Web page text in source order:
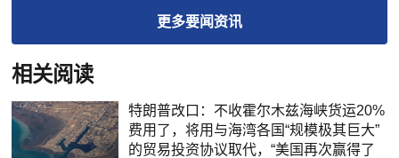
更多要闻资讯
相关阅读
特朗普改口：不收霍尔木兹海峡货运20%
费用了，将用与海湾各国“规模极其巨大”
的贸易投资协议取代，“美国再次赢得了